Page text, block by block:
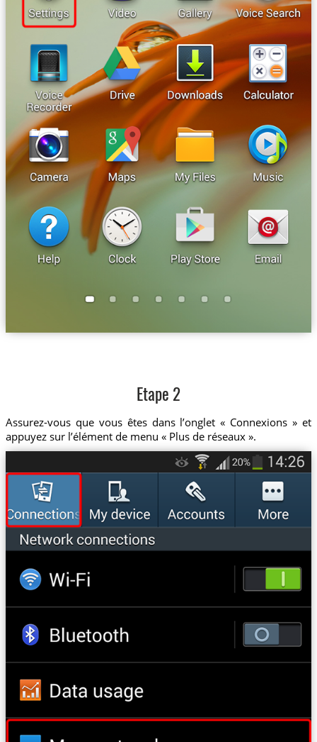
Etape 2
Assurez-vous que vous êtes dans l’onglet « Connexions » et
appuyez sur l’élément de menu « Plus de réseaux ».